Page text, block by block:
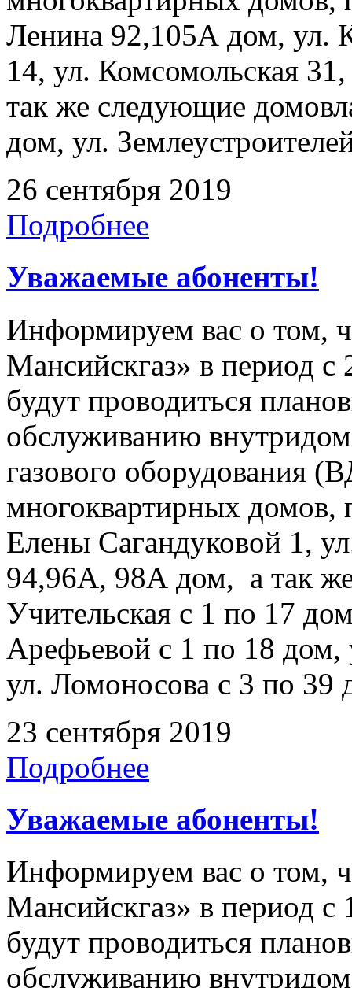
Ленина 92,105А дом, ул.
14, ул. Комсомольская
так же следующие
дом, ул.
26 сентября 2019
Подробнее
Уважаемые абоненты!
Информируем вас о том,
Мансийскгаз» в период с
будут проводиться
обслуживанию
газового
многоквартирных
Елены Сагандуковой 1,
94,96А, 98А дом, а так
Учительская с 1 по 17
Арефьевой с 1 по 18 дом,
ул. Ломоносова с 3 по 39
23 сентября 2019
Подробнее
Уважаемые абоненты!
Информируем вас о том,
Мансийскгаз» в период с
будут проводиться
обслуживанию